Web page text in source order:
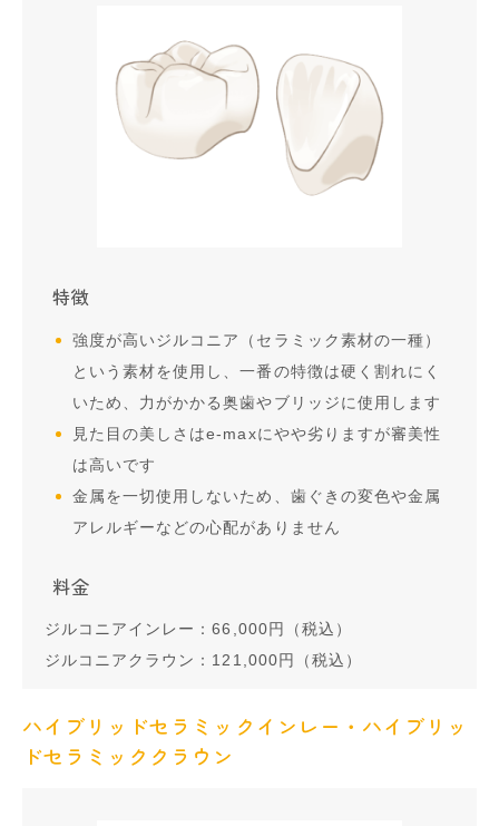
特徴
強度が高いジルコニア（セラミック素材の一種）
という素材を使用し、一番の特徴は硬く割れにく
いため、力がかかる奥歯やブリッジに使用します
見た目の美しさはe-maxにやや劣りますが審美性
は高いです
金属を一切使用しないため、歯ぐきの変色や金属
アレルギーなどの心配がありません
料金
ジルコニアインレー：66,000円（税込）
ジルコニアクラウン：121,000円（税込）
ハイブリッドセラミックインレー・ハイブリッ
ドセラミッククラウン